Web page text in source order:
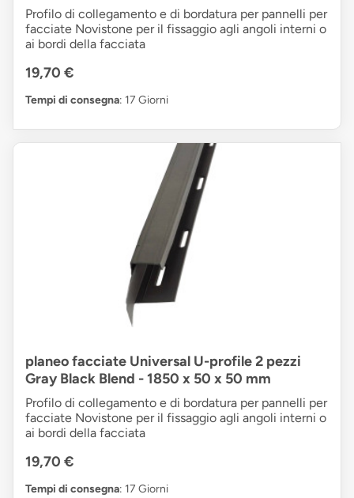
Profilo di collegamento e di bordatura per pannelli per
facciate Novistone per il fissaggio agli angoli interni o
ai bordi della facciata
19,70 €
Tempi di consegna: 17 Giorni
planeo facciate Universal U-profile 2 pezzi
Gray Black Blend - 1850 x 50 x 50 mm
Profilo di collegamento e di bordatura per pannelli per
facciate Novistone per il fissaggio agli angoli interni o
ai bordi della facciata
19,70 €
Tempi di consegna: 17 Giorni